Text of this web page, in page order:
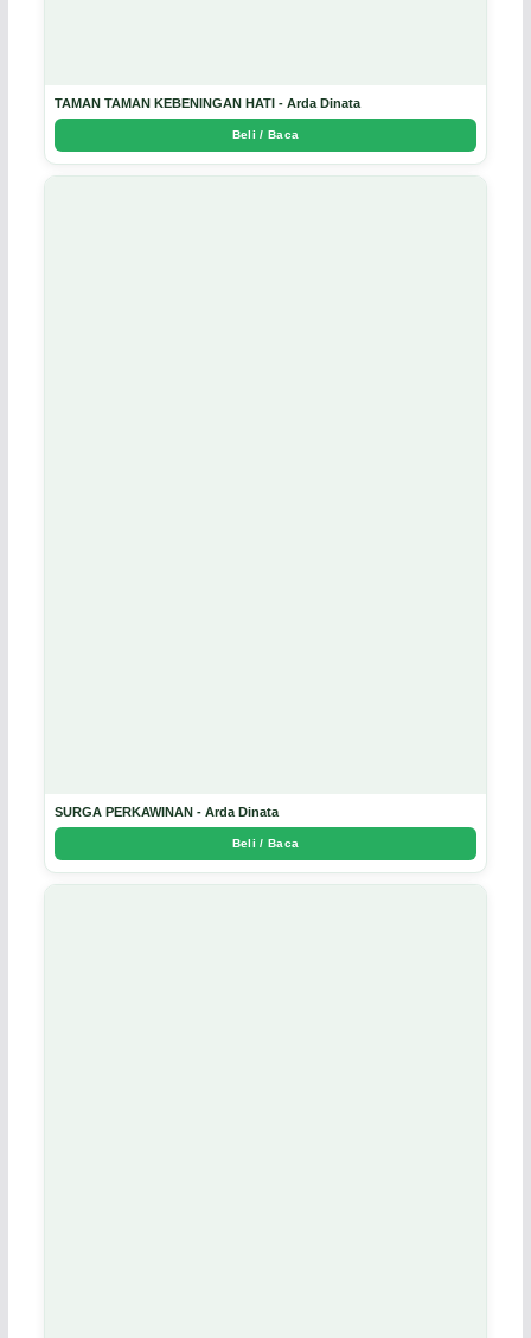
TAMAN TAMAN KEBENINGAN HATI - Arda Dinata
Beli / Baca
SURGA PERKAWINAN - Arda Dinata
Beli / Baca